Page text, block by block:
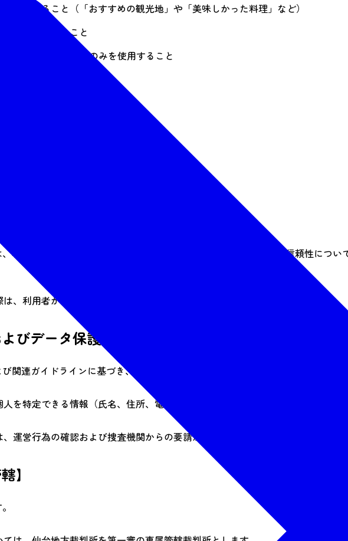
提供すること（「おすすめの観光地」や「美味しかった料理」など）
ら逸脱しないこと
写真、動画、絵文字のみを使用すること
おりです。
の主張
稿
頼性】
利用者個人の体験や意見に基づいており、その正確性、完全性、信頼性につい
、利用者が自己責任で判断してください。
びデータ保護】
関連ガイドラインに基づき、利用者の個人情報を適切に管理します。
を特定できる情報（氏名、住所、電話番号など）の掲載は禁止します。
運営行為の確認および捜査機関からの要請があった場合に限り利用します。
】